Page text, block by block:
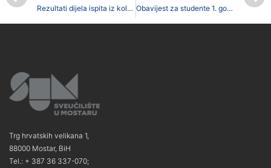
Rezultati dijela ispita iz kolegija Geografija BiH i Europe Obavijest za studente 1. godine diplomskog studija Geografije i smjera Turizam i zaštita okoliša
Trg hrvatskih velikana 1,
88000 Mostar, BiH
Tel.: + 387 36 337-070;